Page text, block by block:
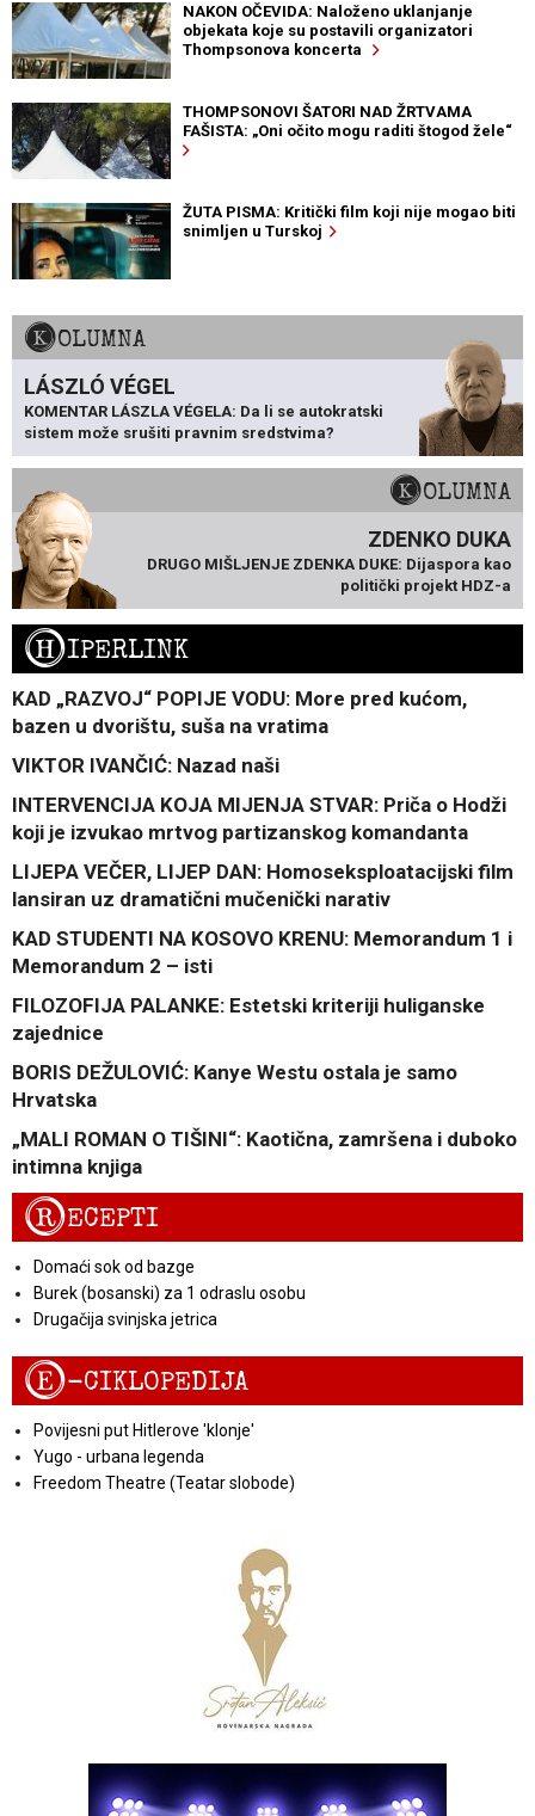
NAKON OČEVIDA: Naloženo uklanjanje
objekata koje su postavili organizatori
Thompsonova koncerta
THOMPSONOVI ŠATORI NAD ŽRTVAMA
FAŠISTA: „Oni očito mogu raditi štogod žele“
ŽUTA PISMA: Kritički film koji nije mogao biti
snimljen u Turskoj
KOLUMNA
LÁSZLÓ VÉGEL
KOMENTAR LÁSZLA VÉGELA: Da li se autokratski
sistem može srušiti pravnim sredstvima?
KOLUMNA
ZDENKO DUKA
DRUGO MIŠLJENJE ZDENKA DUKE: Dijaspora kao
politički projekt HDZ-a
HIPERLINK
KAD „RAZVOJ“ POPIJE VODU: More pred kućom,
bazen u dvorištu, suša na vratima
VIKTOR IVANČIĆ: Nazad naši
INTERVENCIJA KOJA MIJENJA STVAR: Priča o Hodži
koji je izvukao mrtvog partizanskog komandanta
LIJEPA VEČER, LIJEP DAN: Homoseksploatacijski film
lansiran uz dramatični mučenički narativ
KAD STUDENTI NA KOSOVO KRENU: Memorandum 1 i
Memorandum 2 – isti
FILOZOFIJA PALANKE: Estetski kriteriji huliganske
zajednice
BORIS DEŽULOVIĆ: Kanye Westu ostala je samo
Hrvatska
„MALI ROMAN O TIŠINI“: Kaotična, zamršena i duboko
intimna knjiga
RECEPTI
Domaći sok od bazge
Burek (bosanski) za 1 odraslu osobu
Drugačija svinjska jetrica
E-CIKLOPEDIJA
Povijesni put Hitlerove 'klonje'
Yugo - urbana legenda
Freedom Theatre (Teatar slobode)